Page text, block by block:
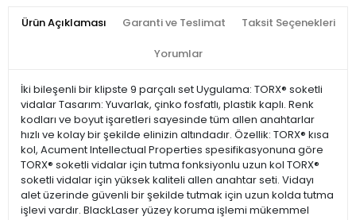
Ürün Açıklaması Garanti ve Teslimat Taksit Seçenekleri
Yorumlar
İki bileşenli bir klipste 9 parçalı set Uygulama: TORX® soketli
vidalar Tasarım: Yuvarlak, çinko fosfatlı, plastik kaplı. Renk
kodları ve boyut işaretleri sayesinde tüm allen anahtarlar
hızlı ve kolay bir şekilde elinizin altındadır. Özellik: TORX® kısa
kol, Acument Intellectual Properties spesifikasyonuna göre
TORX® soketli vidalar için tutma fonksiyonlu uzun kol TORX®
soketli vidalar için yüksek kaliteli allen anahtar seti. Vidayı
alet üzerinde güvenli bir şekilde tutmak için uzun kolda tutma
işlevi vardır. BlackLaser yüzey koruma işlemi mükemmel